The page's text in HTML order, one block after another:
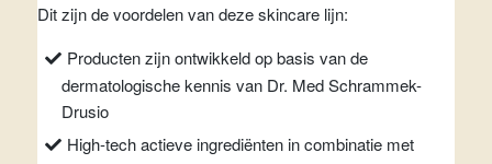
Dit zijn de voordelen van deze skincare lijn:
Producten zijn ontwikkeld op basis van de
dermatologische kennis van Dr. Med Schrammek-
Drusio
High-tech actieve ingrediënten in combinatie met